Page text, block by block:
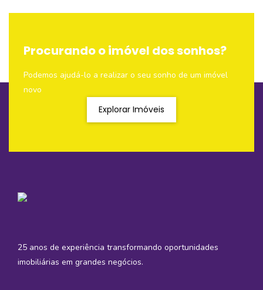
Procurando o imóvel dos sonhos?
Podemos ajudá-lo a realizar o seu sonho de um imóvel
novo
Explorar Imóveis
25 anos de experiência transformando oportunidades
imobiliárias em grandes negócios.